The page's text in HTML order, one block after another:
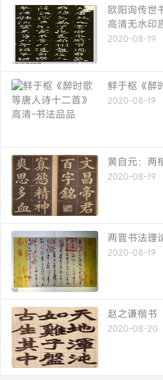
欧阳询传世
高清无水印
2020-08-19
鲜于枢《醉
2020-08-19
黄自元：两
2020-08-19
两晋书法理
2020-08-19
赵之谦楷书
2020-08-20